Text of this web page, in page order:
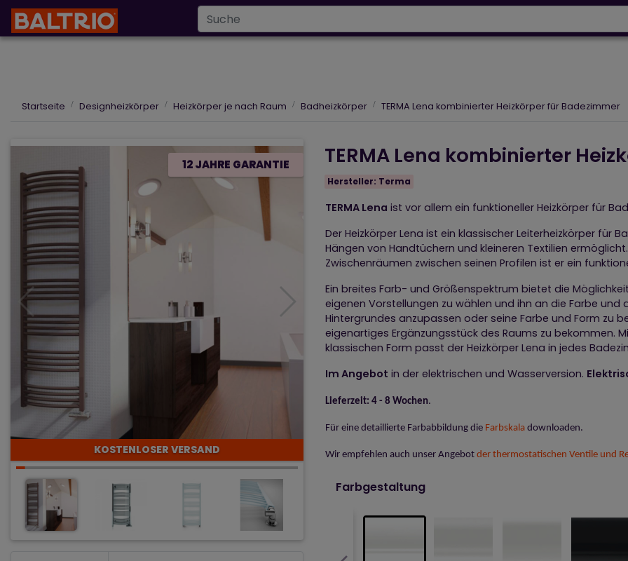
info@baltrio.de
Startseite Designheizkörper Heizkörper je nach Raum Badheizkörper TERMA Lena kombinierter Heizkörper für Badezimmer
TERMA Lena kombinierter
Hersteller: Terma
TERMA Lena ist vor allem ein funktioneller Heizkörper für
Der Heizkörper Lena ist ein klassischer Leiterheizkörper für
Hängen von Handtüchern und kleineren Textilien
Zwischenräumen zwischen seinen Profilen ist er ein
Ein breites Farb- und Größenspektrum bietet die
eigenen Vorstellungen zu wählen und ihn an die Farbe und
Hintergrundes anzupassen oder seine Farbe und Form zu
eigenartiges Ergänzungsstück des Raums zu bekommen.
klassischen Form passt der Heizkörper Lena in jedes
Im Angebot in der elektrischen und Wasserversion.
Lieferzeit: 4 - 8 Wochen.
Für eine detaillierte Farbabbildung die Farbskala downloaden.
Wir empfehlen auch unser Angebot der thermostatischen Ventile und
Farbgestaltung
KOSTENLOSER VERSAND
12 JAHRE GARANTIE